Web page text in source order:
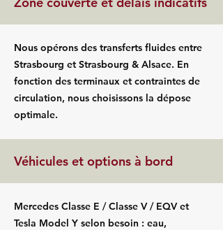
Nous opérons des transferts fluides entre
Strasbourg et Strasbourg & Alsace. En
fonction des terminaux et contraintes de
circulation, nous choisissons la dépose
optimale.
Véhicules et options à bord
Mercedes Classe E / Classe V / EQV et
Tesla Model Y selon besoin : eau,